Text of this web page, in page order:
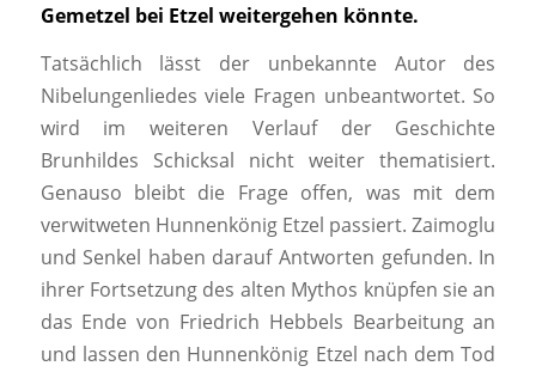
Gemetzel bei Etzel weitergehen könnte.
Tatsächlich lässt der unbekannte Autor des
Nibelungenliedes viele Fragen unbeantwortet. So
wird im weiteren Verlauf der Geschichte
Brunhildes Schicksal nicht weiter thematisiert.
Genauso bleibt die Frage offen, was mit dem
verwitweten Hunnenkönig Etzel passiert. Zaimoglu
und Senkel haben darauf Antworten gefunden. In
ihrer Fortsetzung des alten Mythos knüpfen sie an
das Ende von Friedrich Hebbels Bearbeitung an
und lassen den Hunnenkönig Etzel nach dem Tod